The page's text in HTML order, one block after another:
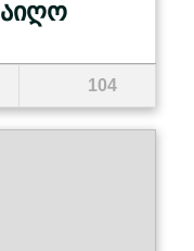
აიღო
104